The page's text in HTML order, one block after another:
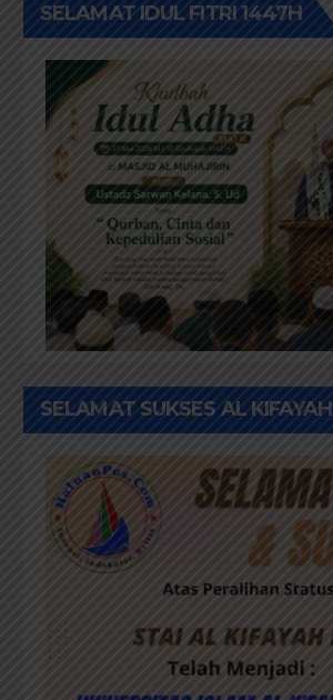
SELAMAT IDUL FITRI 1447H
SELAMAT SUKSES AL KIFAYAH